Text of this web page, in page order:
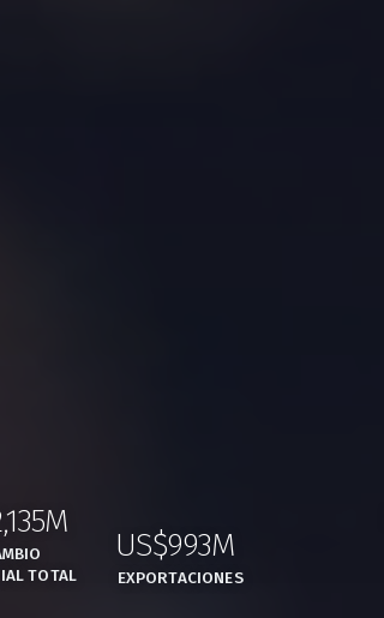
TOTAL
US$993M
EXPORTACIONES